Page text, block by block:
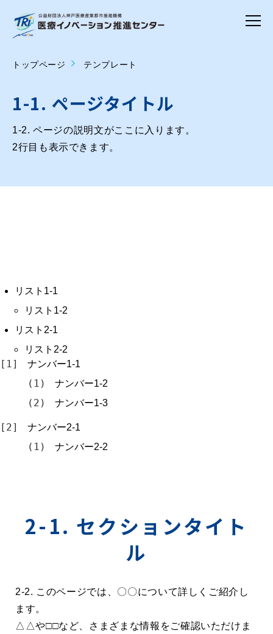
トップページ テンプレート
1-1. ページタイトル
1-2. ページの説明文がここに入ります。
2行目も表示できます。
リスト1-1
リスト1-2
リスト2-1
リスト2-2
ナンバー1-1
ナンバー1-2
ナンバー1-3
ナンバー2-1
ナンバー2-2
2-1. セクションタイト
ル
2-2. このページでは、〇〇について詳しくご紹介し
ます。
△△や□□など、さまざまな情報をご確認いただけま